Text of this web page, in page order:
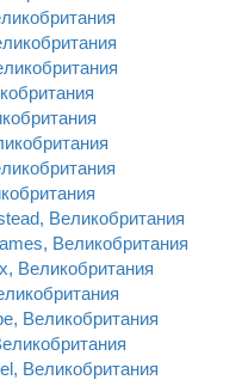
Великобритания
Великобритания
Великобритания
Великобритания
Великобритания